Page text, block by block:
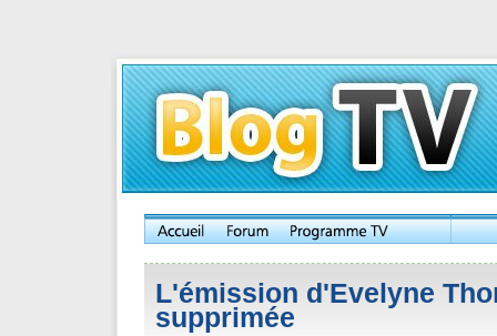
L'émission d'Evelyne
supprimée